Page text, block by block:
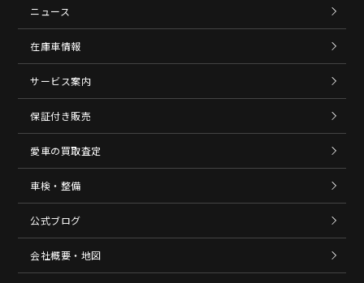
ニュース
在庫車情報
サービス案内
保証付き販売
愛車の買取査定
車検・整備
公式ブログ
会社概要・地図